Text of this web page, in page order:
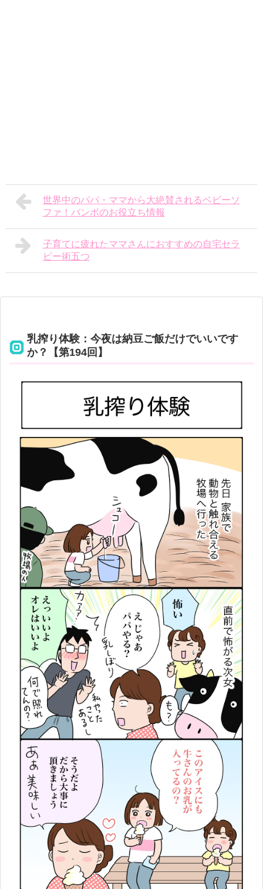
世界中のパパ・ママから大絶賛されるベビーソ
ファ！バンボのお役立ち情報
子育てに疲れたママさんにおすすめの自宅セラ
ピー術五つ
乳搾り体験：今夜は納豆ご飯だけでいいです
か？【第194回】